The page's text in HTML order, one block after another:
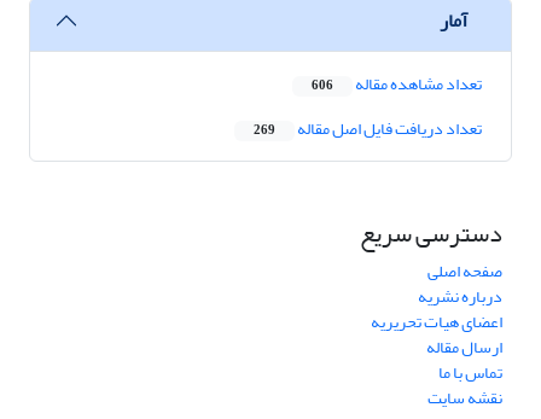
آمار
تعداد مشاهده مقاله 606
تعداد دریافت فایل اصل مقاله 269
دسترسی سریع
صفحه اصلی
درباره نشریه
اعضای هیات تحریریه
ارسال مقاله
تماس با ما
نقشه سایت